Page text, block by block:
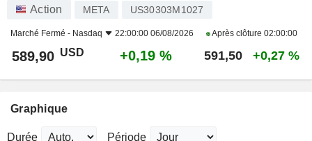
Action META US30303M1027
Marché Fermé - Nasdaq 22:00:00 06/08/2026 Après clôture 02:00:00
589,90 USD +0,19 % 591,50 +0,27 %
Graphique
Durée Période